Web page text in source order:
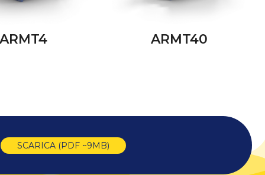
ARMT4 ARMT40
SCARICA (PDF ~9MB)